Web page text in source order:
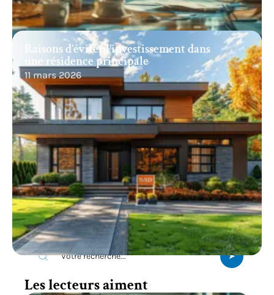
Raisons d’éviter l’investissement dans
une résidence principale
11 mars 2026
Recherche
Les lecteurs aiment